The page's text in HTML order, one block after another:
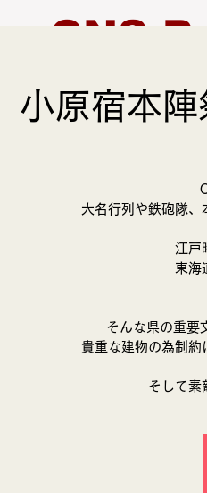
CNS
EVENT
小原宿本
大名行列や鉄砲隊
江戸
東海
そんな県の重
貴重な建物の為制
そして素